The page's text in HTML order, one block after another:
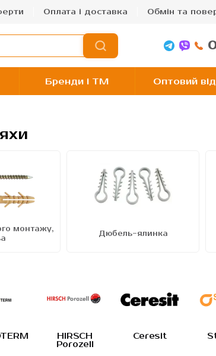
Оплата і доставка Обмін та
Бренди і TM Оптовий
монтажу,
Дюбель-ялинка
HIRSCH
Porozell
Ceresit